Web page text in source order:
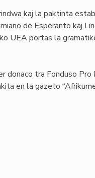
kaj la paktinta
de Esperanto kaj
UEA portas la
donaco tra Fonduso Pro
en la gazeto